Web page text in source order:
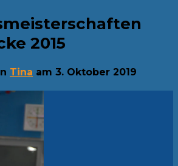
2015
Tina am 3. Oktober 2019